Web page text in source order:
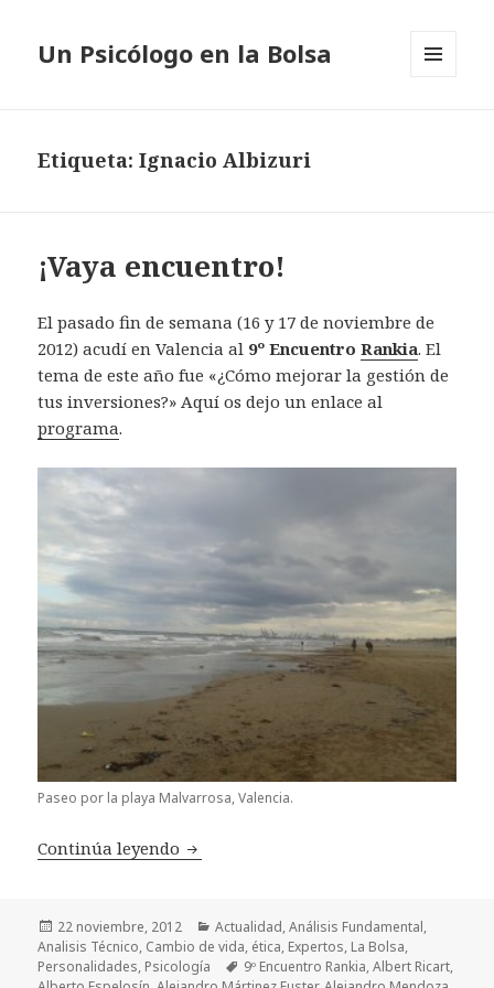
Un Psicólogo en la Bolsa
Etiqueta: Ignacio Albizuri
¡Vaya encuentro!
El pasado fin de semana (16 y 17 de noviembre de
2012) acudí en Valencia al 9º EncuentroRankia. El
tema de este año fue «¿Cómo mejorar la gestión de
tus inversiones?» Aquí os dejo un enlace al
programa.
Paseo por la playa Malvarrosa, Valencia.
Continúa leyendo ¡Vaya encuentro!
Publicado
el
22 noviembre, 2012 Categorías
Actualidad,Análisis Fundamental,
Analisis Técnico, Cambio de vida, ética, Expertos, La Bolsa,
Personalidades, Psicología Etiquetas
9º Encuentro Rankia,Albert Ricart,